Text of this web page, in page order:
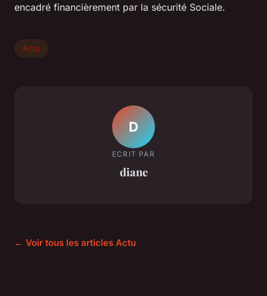
encadré financièrement par la sécurité Sociale.
Actu
D
ECRIT PAR
diane
← Voir tous les articles Actu